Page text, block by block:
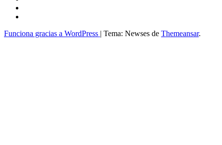
Funciona gracias a WordPress Tema: Newses de Themeansar.